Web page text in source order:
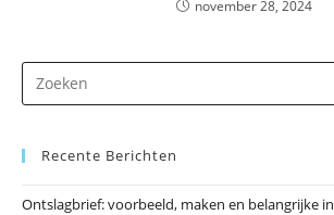
november 28, 2024
Recente Berichten
Ontslagbrief: voorbeeld, maken en belangrijke